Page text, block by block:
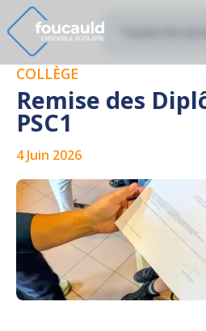
COLLÈGE
Remise des
PSC1
4 Juin 2026